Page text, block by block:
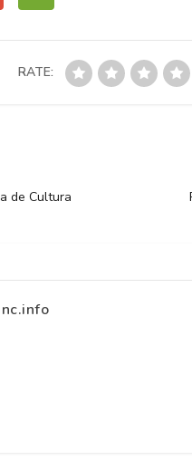
RATE:
de Cultura